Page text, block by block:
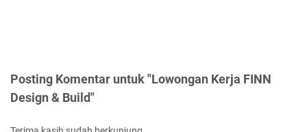
Posting Komentar untuk "Lowongan Kerja FINN
Design & Build"